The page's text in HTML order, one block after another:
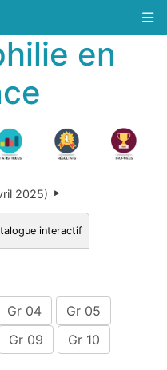
en
2025)
interactif
Gr 04
Gr 05
Gr 09 Gr 10